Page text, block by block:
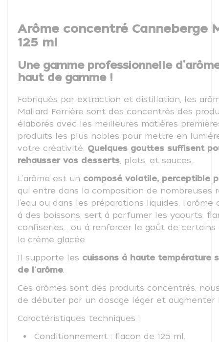
Arôme concentré Canneberge
125 ml
Une gamme professionnelle
haut de gamme !
Fabriqués par extraction et distillation, les
Mallard Ferrière sont des concentrés des
élaborés avec les meilleures matières
produits les plus nobles pour mettre en
votre créativité. Quelques gouttes suffisent
rehausser vos desserts, plats, et sauces...
L'arôme est un composé volatile, perceptible
qui entre dans la composition de nombreuses
l’eau ou dans les préparations liquides,
à des boissons, sert à parfumer les yaourts,
confiseries… ou à renforcer le goût de
la crème glacée.
Il supporte les cuissons à haute température
de l'arôme.
Ces arômes sont des produits concentrés,
de débuter par un dosage léger et augmenter
Caractéristiques techniques :
Conditionnement : flacon de 125 ml.